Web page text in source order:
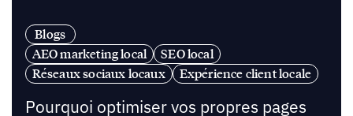
Blogs
AEO marketing local
SEO local
Réseaux sociaux locaux
Expérience client locale
Pourquoi optimiser vos propres pages